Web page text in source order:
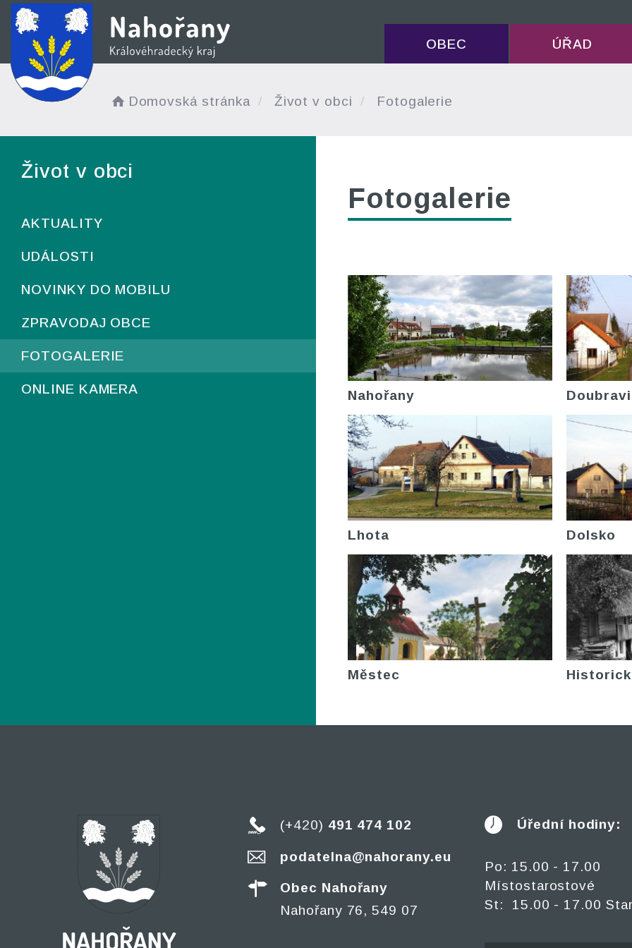
OBEC ÚŘAD
Domovská stránka Život v obci Fotogalerie
Život v obci
AKTUALITY
UDÁLOSTI
NOVINKY DO MOBILU
ZPRAVODAJ OBCE
FOTOGALERIE
ONLINE KAMERA
Fotogalerie
Nahořany
Lhota Dolsko
Městec
(+420) 491 474 102
podatelna@nahorany.eu
Obec Nahořany
Nahořany 76, 549 07
Úřední hodiny:
Po: 15.00 - 17.00
Místostarostové
St: 15.00 - 17.00